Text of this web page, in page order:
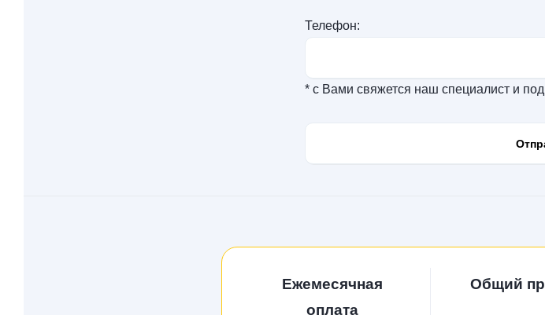
Телефон:
* с Вами свяжется наш специалист и
Ежемесячная
оплата
Общий